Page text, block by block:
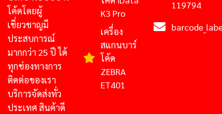
โค้ดโดยผู้
เชี่ยวชาญมี
ประสบการณ์
มากกว่า 25 ปี ได้
ทุกช่องทางการ
ติดต่อของเรา
บริการจัดส่งทั่ว
ประเทศ สินค้าดี
K3 Pro
เครื่อง
สแกนบาร์
โค้ด
ZEBRA
ET401
119794